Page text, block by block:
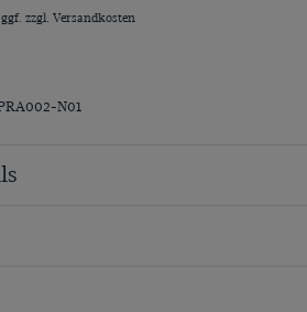
zzgl. Versandkosten
N01